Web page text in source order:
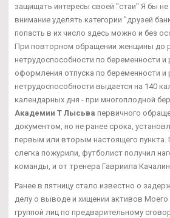
защищать интересы своей "стаи" Я бы
внимание уделять категории "друзей
попасть в их число здесь можно и без
При повторном обращении женщины до
нетрудоспособности по беременности и
оформления отпуска по беременности и
нетрудоспособности выдается на 140
календарных дня - при многоплодной
Академии Т Лысьва первичного
документом, но не ранее срока,
первым или вторым настоящего пункта.
слегка пожурили, футболист получил
команды, и от тренера Гавриила
Ранее в пятницу стало известно о
делу о выводе и хищении активов
группой лиц по предварительному